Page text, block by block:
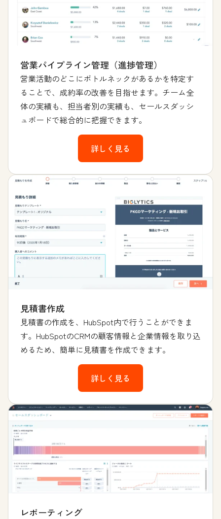
営業パイプライン管理（進捗管理）
営業活動のどこにボトルネックがあるかを特定す
ることで、成約率の改善を目指せます。チーム全
体の実績も、担当者別の実績も、セールスダッシ
ュボードで総合的に把握できます。
詳しく見る
見積書作成
見積書の作成を、HubSpot内で行うことができま
す。HubSpotのCRMの顧客情報と企業情報を取り込
めるため、簡単に見積書を作成できます。
詳しく見る
レポーティング